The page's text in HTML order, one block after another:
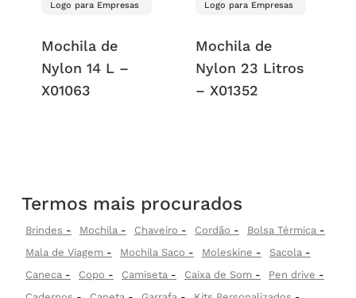
Logo para Empresas
Mochila de
Nylon 14 L –
X01063
Logo para Empresas
Mochila de
Nylon 23 Litros
– X01352
Termos mais procurados
Brindes Mochila Chaveiro Cordão
Bolsa Térmica
Mala de Viagem
Mochila Saco Moleskine
Sacola
Caneca
Copo Camiseta Caixa de Som
Pen drive